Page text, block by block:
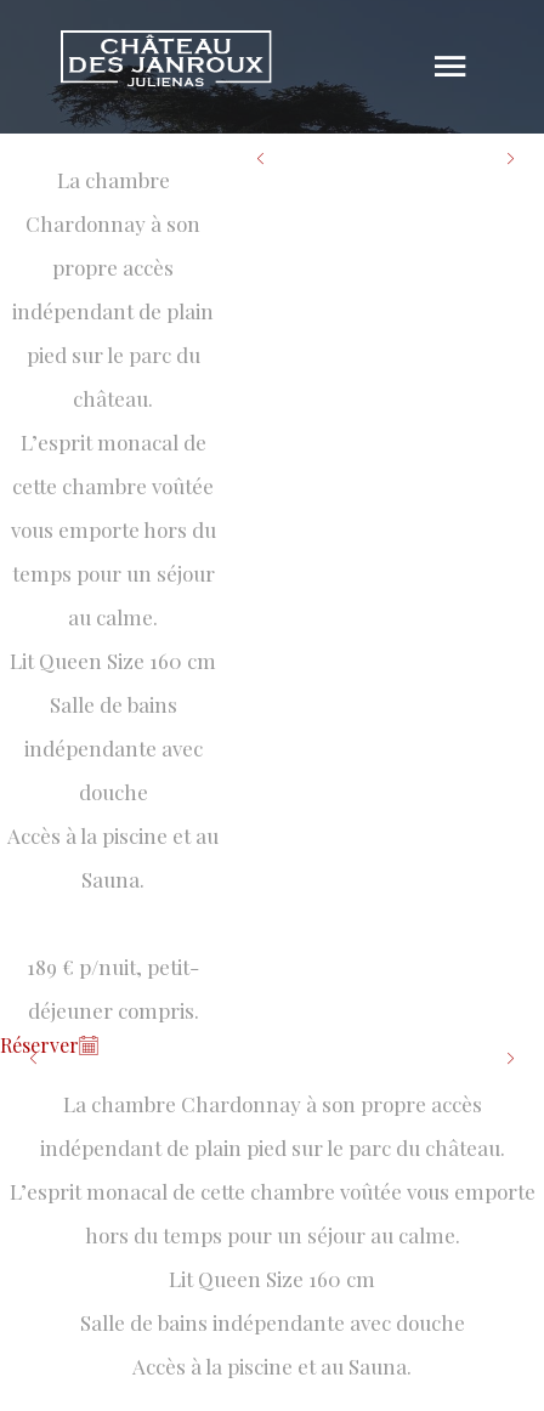
CHARDONNAY
La chambre
Chardonnay à son
propre accès
indépendant de plain
pied sur le parc du
château.
L’esprit monacal de
cette chambre voûtée
vous emporte hors du
temps pour un séjour
au calme.
Lit Queen Size 160 cm
Salle de bains
indépendante avec
douche
Accès à la piscine et au
Sauna.
189 € p/nuit, petit-
déjeuner compris.
Réserver
La chambre Chardonnay à son propre accès
indépendant de plain pied sur le parc du château.
L’esprit monacal de cette chambre voûtée vous emporte
hors du temps pour un séjour au calme.
Lit Queen Size 160 cm
Salle de bains indépendante avec douche
Accès à la piscine et au Sauna.